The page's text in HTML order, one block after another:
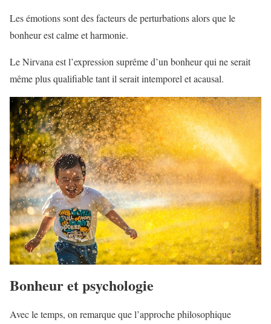
Les émotions sont des facteurs de perturbations alors que le
bonheur est calme et harmonie.
Le Nirvana est l’expression suprême d’un bonheur qui ne serait
même plus qualifiable tant il serait intemporel et acausal.
Bonheur et psychologie
Avec le temps, on remarque que l’approche philosophique